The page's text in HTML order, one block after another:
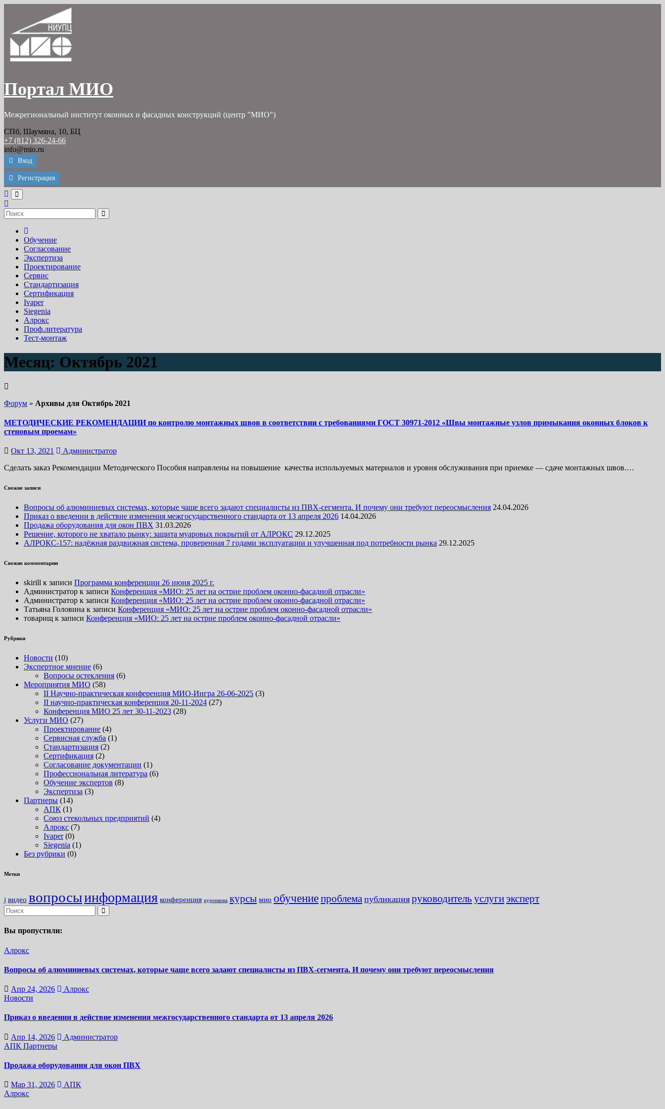
содержимому
Портал МИО
Межрегиональный институт оконных и фасадных конструкций (центр "МИО")
СПб, Шаумяна, 10, БЦ
+7 (812) 326-24-66
info@mio.ru
Вход
Регистрация
Обучение
Согласование
Экспертиза
Проектирование
Сервис
Стандартизация
Сертификация
Ivaper
Siegenia
Алрокс
Проф.литература
Тест-монтаж
Месяц: Октябрь 2021
Форум » Архивы для Октябрь 2021
МЕТОДИЧЕСКИЕ РЕКОМЕНДАЦИИ по контролю монтажных швов в соответствии с требованиями ГОСТ 30971-2012 «Швы монтажные узлов примыкания оконных блоков к
стеновым проемам»
Окт 13, 2021
Администратор
Сделать заказ Рекомендации Методического Пособия направлены на повышение качества используемых материалов и уровня обслуживания при приемке — сдаче монтажных швов.…
Свежие записи
Вопросы об алюминиевых системах, которые чаще всего задают специалисты из ПВХ-сегмента. И почему они требуют переосмысления 24.04.2026
Приказ о введении в действие изменения межгосударственного стандарта от 13 апреля 2026 14.04.2026
Продажа оборудования для окон ПВХ 31.03.2026
Решение, которого не хватало рынку: защита муаровых покрытий от АЛРОКС 29.12.2025
АЛРОКС-157: надёжная раздвижная система, проверенная 7 годами эксплуатации и улучшенная под потребности рынка 29.12.2025
Свежие комментарии
skirill к записи Программа конференции 26 июня 2025 г.
Администратор к записи Конференция «МИО: 25 лет на острие проблем оконно-фасадной отрасли»
Администратор к записи Конференция «МИО: 25 лет на острие проблем оконно-фасадной отрасли»
Татьяна Головина к записи Конференция «МИО: 25 лет на острие проблем оконно-фасадной отрасли»
товарищ к записи Конференция «МИО: 25 лет на острие проблем оконно-фасадной отрасли»
Рубрики
Новости (10)
Экспертное мнение (6)
Вопросы остекления (6)
Мероприятия МИО (58)
II Научно-практическая конференция МИО-Ингра 26-06-2025 (3)
II научно-практическая конференция 20-11-2024 (27)
Конференция МИО 25 лет 30-11-2023 (28)
Услуги МИО (27)
Проектирование (4)
Сервисная служба (1)
Стандартизация (2)
Сертификация (2)
Согласование документации (1)
Профессиональная литература (6)
Обучение экспертов (8)
Экспертиза (3)
Партнеры (14)
АПК (1)
Союз стекольных предприятий (4)
Алрокс (7)
Ivaper(0)
Siegenia (1)
Без рубрики (0)
Метки
j видео вопросыинформация конференция куренкова курсы мио обучениепроблема публикация руководитель услуги эксперт
Вы пропустили:
Алрокс
Вопросы об алюминиевых системах, которые чаще всего задают специалисты из ПВХ-сегмента. И почему они требуют переосмысления
Апр 24, 2026
Алрокс
Новости
Приказ о введении в действие изменения межгосударственного стандарта от 13 апреля 2026
Апр 14, 2026
Администратор
АПК Партнеры
Продажа оборудования для окон ПВХ
Мар 31, 2026
АПК
Алрокс